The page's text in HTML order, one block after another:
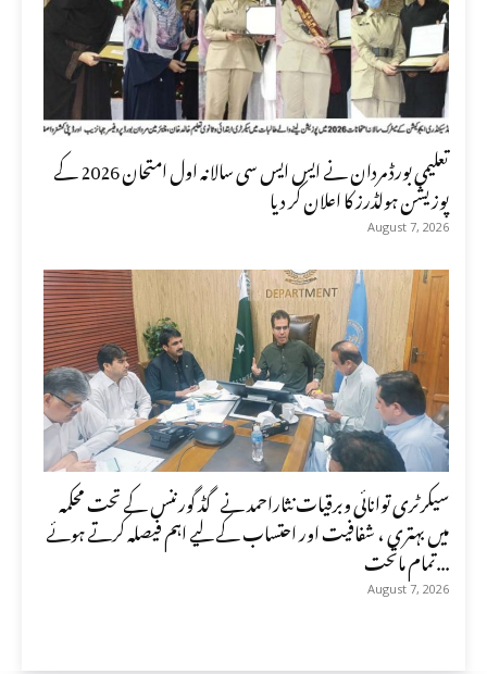
تعلیمی بورڈ مردان نے ایس ایس سی سالانہ اول امتحان 2026 کے
پوزیشن ہولڈرز کا اعلان کر دیا
August 7, 2026
سیکرٹری توانائی وبرقیات نثاراحمد نے گڈ گورننس کے تحت محکمہ
میں بہتری ، شفافیت اور احتساب کے لیے اہم فیصلہ کرتے ہوئے
تمام ماتحت...
August 7, 2026